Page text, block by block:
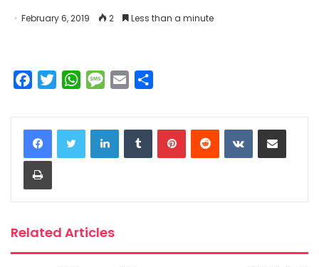
February 6, 2019 2 Less than a minute
c
e
b
o
o
i
t
t
W
a
t
s
M
s
s
a
a
i
a
r
e
LinkedInTumblrPinterestReddit VKontakteShare via Email
Print
Related Articles